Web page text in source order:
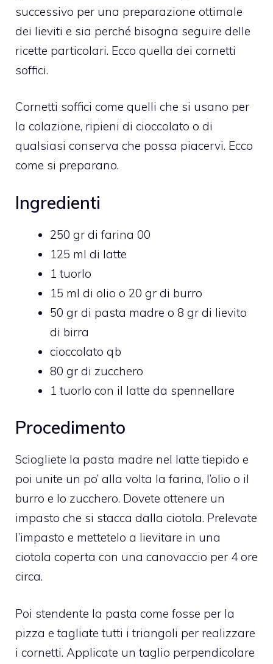
successivo per una preparazione ottimale
dei lieviti e sia perché bisogna seguire delle
ricette particolari. Ecco quella dei cornetti
soffici.
Cornetti soffici come quelli che si usano per
la colazione, ripieni di cioccolato o di
qualsiasi conserva che possa piacervi. Ecco
come si preparano.
Ingredienti
250 gr di farina 00
125 ml di latte
1 tuorlo
15 ml di olio o 20 gr di burro
50 gr di pasta madre o 8 gr di lievito
di birra
cioccolato qb
80 gr di zucchero
1 tuorlo con il latte da spennellare
Procedimento
Sciogliete la pasta madre nel latte tiepido e
poi unite un po’ alla volta la farina, l’olio o il
burro e lo zucchero. Dovete ottenere un
impasto che si stacca dalla ciotola. Prelevate
l’impasto e mettetelo a lievitare in una
ciotola coperta con una canovaccio per 4 ore
circa.
Poi stendente la pasta come fosse per la
pizza e tagliate tutti i triangoli per realizzare
i cornetti. Applicate un taglio perpendicolare